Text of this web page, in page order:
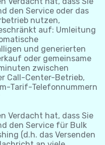
den Service oder das
nutzen,
auf: Umleitung
und generierten
oder gemeinsame
zwischen
Call-Center-Betrieb,
Tarif-Telefonnummern
Verdacht hat, dass Sie
den Service für Bulk
(d.h. das Versenden